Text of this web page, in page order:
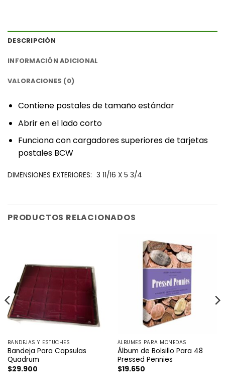
DESCRIPCIÓN
INFORMACIÓN ADICIONAL
VALORACIONES (0)
‎Contiene postales de tamaño estándar‎
‎Abrir en el lado corto‎
‎Funciona con ‎‎cargadores superiores de tarjetas
postales BCW‎
‎DIMENSIONES EXTERIORES:‎ 3 11/16 X 5 3/4
PRODUCTOS RELACIONADOS
BANDEJAS Y ESTUCHES
Bandeja Para Capsulas
Quadrum
$29.900
ÁLBUMES PARA MONEDAS
Álbum de Bolsillo Para 48
Pressed Pennies
$19.650